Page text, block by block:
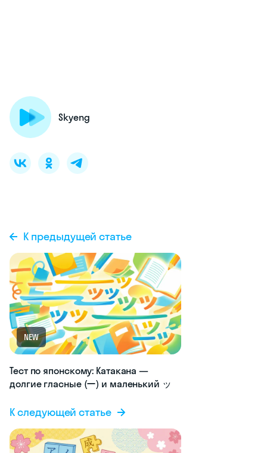
Skyeng
К предыдущей статье
NEW
Тест по японскому: Катакана —
долгие гласные (ー) и маленький ッ
К следующей статье